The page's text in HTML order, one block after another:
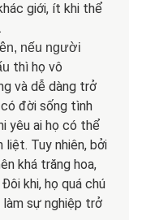
giới, ít khi thể
nếu người
thì họ vô
và dễ dàng trở
đời sống tình
yêu ai họ có thể
Tuy nhiên, bởi
khá trăng hoa,
khi, họ quá chú
sự nghiệp trở